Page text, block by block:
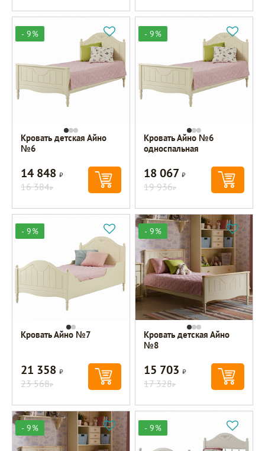
- 9%
Кровать детская Айно
№6
14 848Р
16 384Р
- 9%
Кровать Айно №6
односпальная
18 067Р
19 936Р
- 9%
Кровать Айно №7
21 358Р
23 568Р
- 9%
Кровать детская Айно
№8
15 703Р
17 328Р
- 9% - 9%